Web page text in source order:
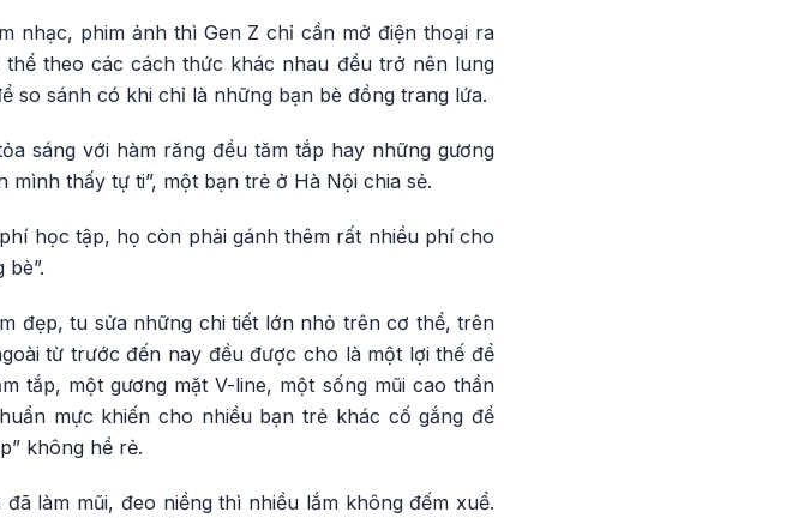
nhạc, phim ảnh thì Gen Z chỉ cần mở điện thoại ra
theo các cách thức khác nhau đều trở nên lung
so sánh có khi chỉ là những bạn bè đồng trang lứa.
sáng với hàm răng đều tăm tắp hay những gương
thấy tự ti”, một bạn trẻ ở Hà Nội chia sẻ.
học tập, họ còn phải gánh thêm rất nhiều phí cho
đẹp, tu sửa những chi tiết lớn nhỏ trên cơ thể, trên
từ trước đến nay đều được cho là một lợi thế để
tắp, một gương mặt V-line, một sống mũi cao thần
mực khiến cho nhiều bạn trẻ khác cố gắng để
không hề rẻ.
làm mũi, đeo niềng thì nhiều lắm không đếm xuể.